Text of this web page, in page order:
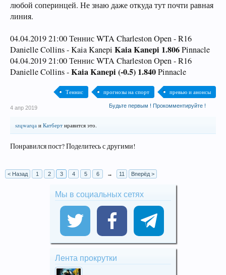
любой соперинцей. Не знаю даже откуда тут почти равная
линия.
04.04.2019 21:00 Теннис WTA Charleston Open - R16
Danielle Collins - Kaia Kanepi Kaia Kanepi 1.806Pinnacle
04.04.2019 21:00 Теннис WTA Charleston Open - R16
Danielle Collins -Kaia Kanepi (-0.5) 1.840Pinnacle
Теннис прогнозы на спорт превью и анонсы
Будьте первым ! Прокомментируйте !
4 апр 2019
szqwarqa и Катберт нравится это.
Понравился пост? Поделитесь с другими!
< Назад 1 2 3 4 5 6 → 11 Вперёд >
Мы в социальных сетях
Лента прокрутки